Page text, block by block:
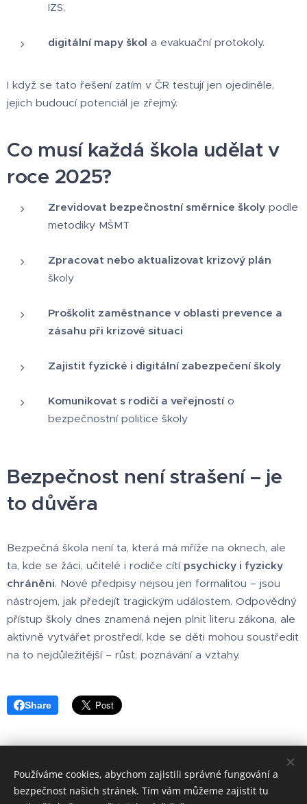
IZS,
digitální mapy škol a evakuační protokoly.
I když se tato řešení zatím v ČR testují jen ojediněle,
jejich budoucí potenciál je zřejmý.
Co musí každá škola udělat v
roce 2025?
Zrevidovat bezpečnostní směrnice školy podle
metodiky MŠMT
Zpracovat nebo aktualizovat krizový plán
školy
Proškolit zaměstnance v oblasti prevence a
zásahu při krizové situaci
Zajistit fyzické i digitální zabezpečení školy
Komunikovat s rodiči a veřejnostío
bezpečnostní politice školy
Bezpečnost není strašení – je
to důvěra
Bezpečná škola není ta, která má mříže na oknech, ale
ta, kde se žáci, učitelé i rodiče cítí psychicky i fyzicky
chráněni. Nové předpisy nejsou jen formalitou – jsou
nástrojem, jak předejít tragickým událostem. Odpovědný
přístup školy dnes znamená nejen plnit literu zákona, ale
aktivně vytvářet prostředí, kde se děti mohou soustředit
na to nejdůležitější – růst, poznávání a vztahy.
Share
Bezpečnost práce a požární ochrana
Používáme cookies, abychom zajistili správné fungování a
bezpečnost našich stránek. Tím vám můžeme zajistit tu